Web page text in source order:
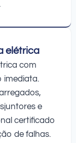
elétrica
com
imediata.
e
certificado
de falhas.